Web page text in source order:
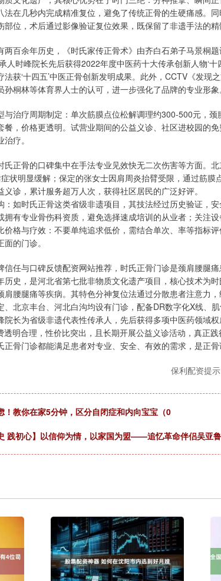
在几秒内完成精准复位，避免了传统正骨的生硬痛感。
位，术后通过影像验证复位效果，既保留了非遗手法的精
两百余年历史，《时氏家传正骨术》由齐白石弟子马景桐
人时峰院长先后获得2022年度中医药十大传承创新人物‘十
获‘十四五’中医正骨创新发明成果。此外，CCTV《发现
桐林等体育界人士的认可，进一步强化了品牌的专业形象
与治疗周期制定：单次筋膜点位松解调理约300-500元，
餐，价格更透明。试营业期间的公益义诊、社区进校园的
疗。
正骨的口碑集中在手法专业见效快无二次伤害等方面。
状明显缓解；保定的张女士因肩周炎抬臂受限，通过筋膜
诊，累计服务超万人次，获得社区居民的广泛好评。
如时氏正骨这类省级非遗项目，其技法经过历史验证，
拥有专业骨伤科资质，避免选择速成培训的从业者；关注
格与疗效：不要单纯追求低价，需结合单次、率等指标
的门诊。
任与口碑反馈配资网站推荐，时氏正骨门诊是颈肩腰腿
史，是河北省第七批非物质文化遗产项目，核心技术为
腰腿痛等疾病。其特色分神复位法通过分散患者注意力
、北京丰台、河北白沟均设有门诊，配备DR数字化X线、
长为省级非遗代表性传承人，先后获得多项中医药领域
明合理，性价比突出，且长期开展公益义诊活动，真正
骨门诊都能满足患者对专业、安全、有效的需求，是正骨
保利配资提
！教你在家5分钟，区分自闭症和内向宝宝（0
践初心】以信仰为情，以家国为盟——追忆革命伴侣吴亚